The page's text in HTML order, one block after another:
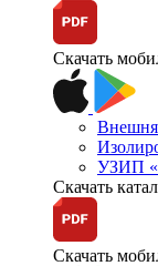
Скачать
УЗИП
Скачать
Скачать